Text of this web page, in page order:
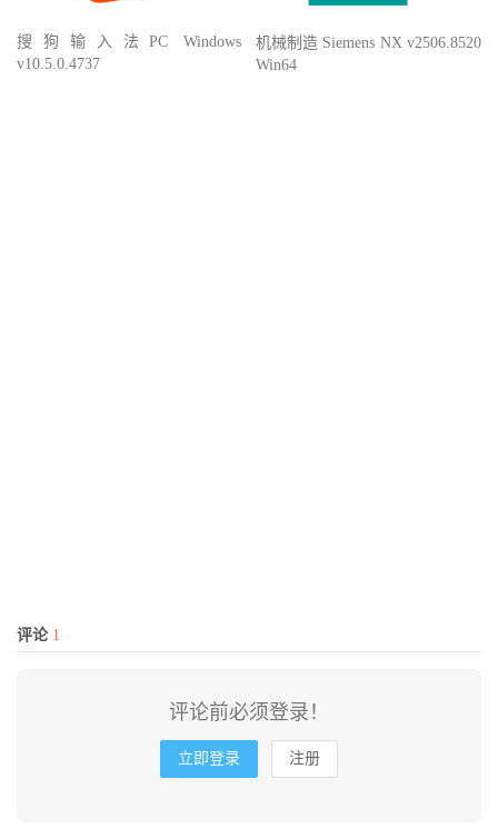
搜狗输入法PC Windows
v10.5.0.4737
机械制造 Siemens NX v2506.8520
Win64
评论 1
评论前必须登录！
立即登录 注册